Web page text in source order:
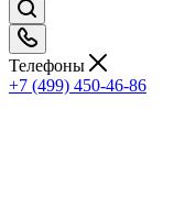
Телефоны
+7 (499) 450-46-86